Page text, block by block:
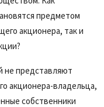
предметом
акционера, так и
не представляют
акционера-владельца,
собственники